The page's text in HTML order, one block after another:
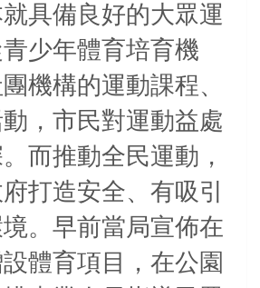
具備良好的大眾運
少年體育培育機
機構的運動課程、
，市民對運動益處
而推動全民運動，
打造安全、有吸引
。早前當局宣佈在
體育項目，在公園